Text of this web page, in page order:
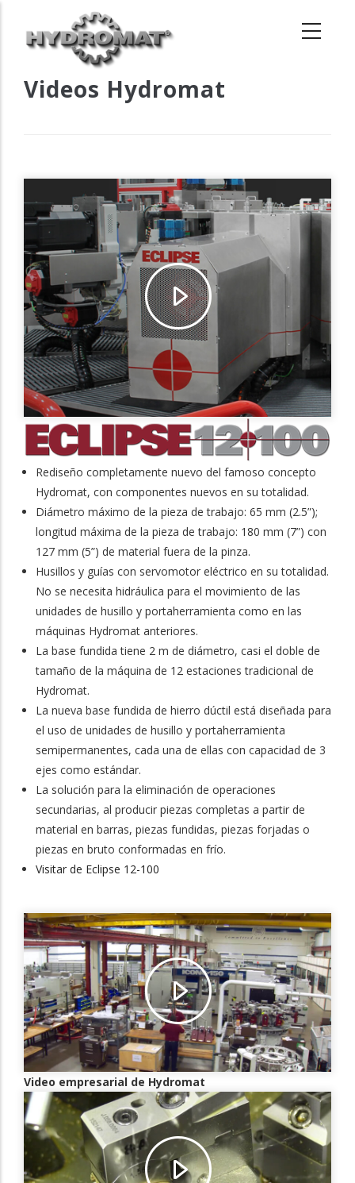
contenido
Videos Hydromat
Rediseño completamente nuevo del famoso concepto
Hydromat, con componentes nuevos en su totalidad.
Diámetro máximo de la pieza de trabajo: 65 mm (2.5”);
longitud máxima de la pieza de trabajo: 180 mm (7”) con
127 mm (5”) de material fuera de la pinza.
Husillos y guías con servomotor eléctrico en su totalidad.
No se necesita hidráulica para el movimiento de las
unidades de husillo y portaherramienta como en las
máquinas Hydromat anteriores.
La base fundida tiene 2 m de diámetro, casi el doble de
tamaño de la máquina de 12 estaciones tradicional de
Hydromat.
La nueva base fundida de hierro dúctil está diseñada para
el uso de unidades de husillo y portaherramienta
semipermanentes, cada una de ellas con capacidad de 3
ejes como estándar.
La solución para la eliminación de operaciones
secundarias, al producir piezas completas a partir de
material en barras, piezas fundidas, piezas forjadas o
piezas en bruto conformadas en frío.
Visitar de Eclipse 12-100
Video empresarial de Hydromat